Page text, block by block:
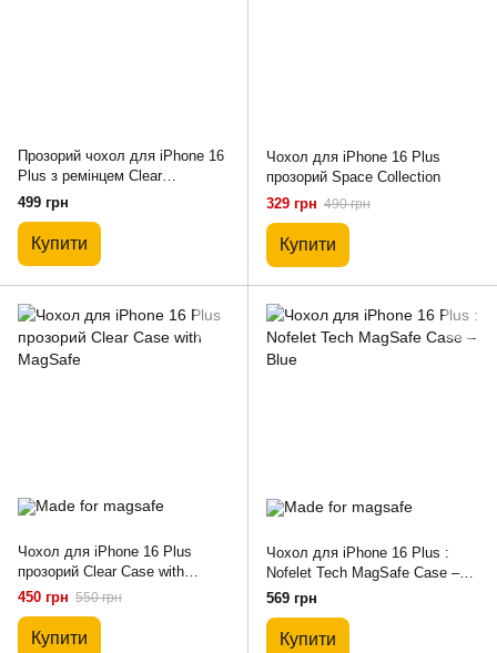
Прозорий чохол для iPhone 16
Plus з ремінцем Clear
Crossbody Blue
499 грн
Купити
Чохол для iPhone 16 Plus
прозорий Space Collection
329 грн 490 грн
Купити
Чохол для iPhone 16 Plus
прозорий Clear Case with
MagSafe
450 грн 550 грн
Купити
Чохол для iPhone 16 Plus :
Nofelet Tech MagSafe Case –
Blue
569 грн
Купити